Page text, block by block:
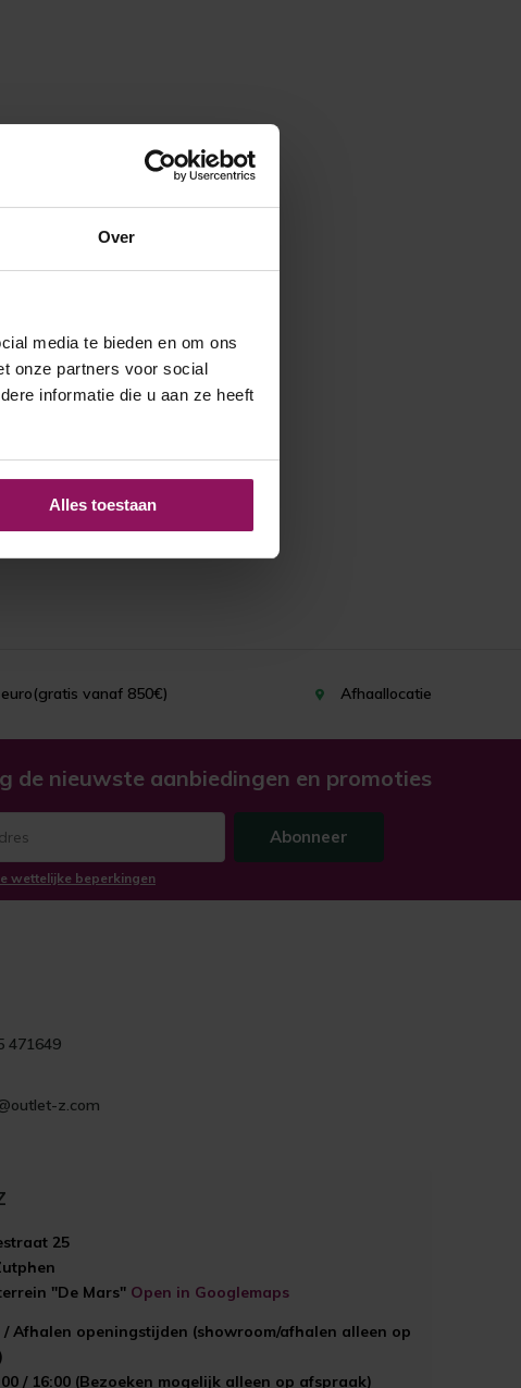
Over
media te bieden en om ons
onze partners voor social
informatie die u aan ze heeft
Alles toestaan
vanaf 850€) Afhaallocatie
de nieuwste aanbiedingen en promoties
Abonneer
wettelijke beperkingen
471649
z.com
25
"De Mars" Open in Googlemaps
Afhalen openingstijden (showroom/afhalen alleen op
/ 16:00 (Bezoeken mogelijk alleen op afspraak)